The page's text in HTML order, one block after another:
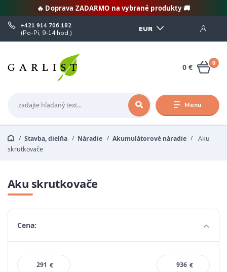
🔥 Doprava ZADARMO na vybrané produkty 🚚
Menu
EUR
+421 914 706 182
(Po-Pi, 9-14 hod.)
0
0 €
Stavba, dielňa Náradie Akumulátorové náradie
Aku
skrutkovače
Aku skrutkovače
Cena:
€ €